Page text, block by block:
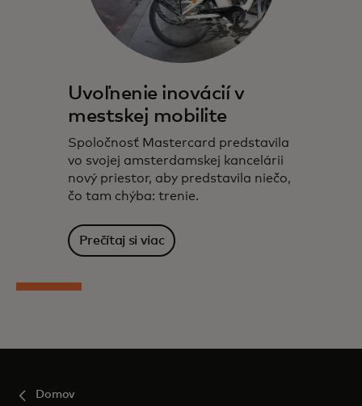
Uvoľnenie inovácií v
mestskej mobilite
Spoločnosť Mastercard predstavila
vo svojej amsterdamskej kancelárii
nový priestor, aby predstavila niečo,
čo tam chýba: trenie.
Prečítaj si viac
Domov